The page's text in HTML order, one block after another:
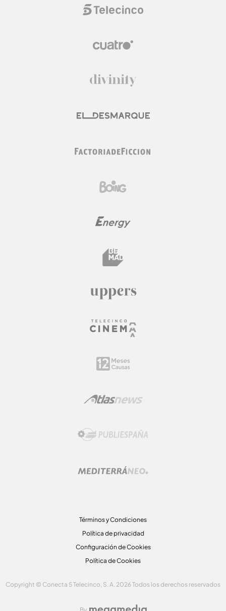
Términos y Condiciones
Política de privacidad
Configuración de Cookies
Política de Cookies
Copyright © Conecta 5 Telecinco, S. A. 2026 Todos los derechos reservados